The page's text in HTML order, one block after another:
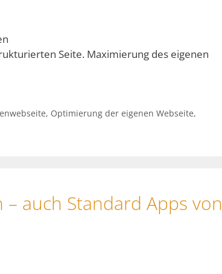
Seite. Maximierung des eigenen
, Optimierung der eigenen Webseite,
auch Standard Apps von